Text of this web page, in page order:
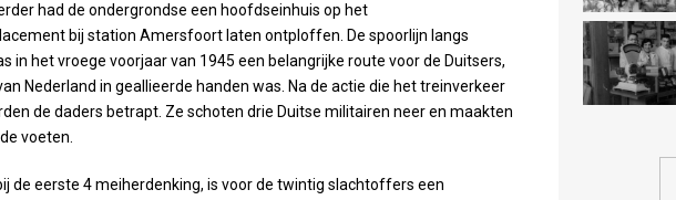
had de ondergrondse een hoofdseinhuis op het
bij station Amersfoort laten ontploffen. De spoorlijn langs
in het vroege voorjaar van 1945 een belangrijke route voor de Duitsers,
Nederland in geallieerde handen was. Na de actie die het treinverkeer
de daders betrapt. Ze schoten drie Duitse militairen neer en maakten
voeten.
de eerste 4 meiherdenking, is voor de twintig slachtoffers een